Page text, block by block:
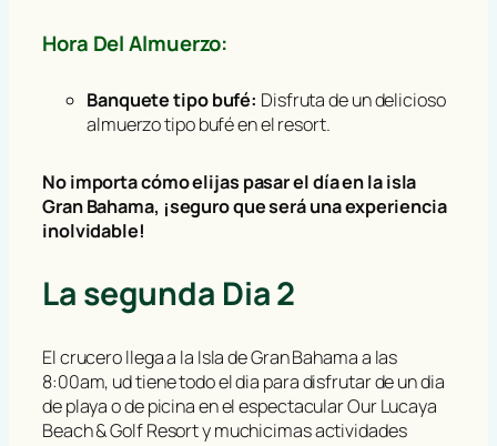
Hora Del Almuerzo:
Banquete tipo bufé: Disfruta de un delicioso
almuerzo tipo bufé en el resort.
No importa cómo elijas pasar el día en la isla
Gran Bahama, ¡seguro que será una experiencia
inolvidable!
La segunda Dia 2
El crucero llega a la Isla de Gran Bahama a las
8:00am, ud tiene todo el dia para disfrutar de un dia
de playa o de picina en el espectacular Our Lucaya
Beach & Golf Resort y muchicimas actividades